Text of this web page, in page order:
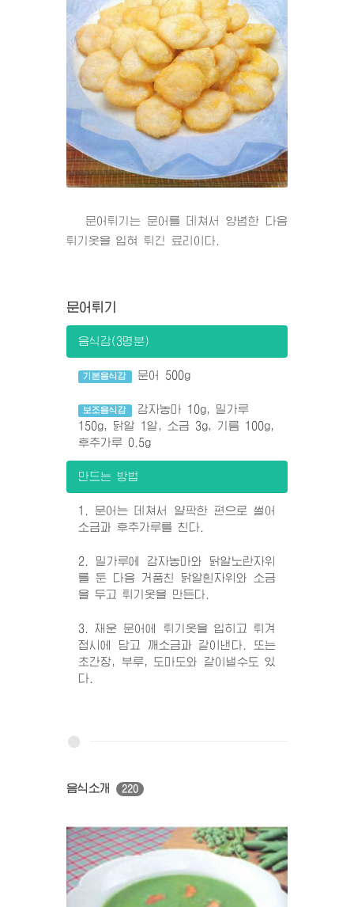
문어튀기는 문어를 데쳐서 양념한 다음
튀기옷을 입혀 튀긴 료리이다.
문어튀기
음식감(3명분)
기본음식감 문어 500g
보조음식감
감자농마 10g, 밀가루
150g, 닭알 1알, 소금 3g, 기름 100g,
후추가루 0.5g
만드는 방법
1. 문어는 데쳐서 얄팍한 편으로 썰어
소금과 후추가루를 친다.
2. 밀가루에 감자농마와 닭알노란자위
를 둔 다음 거품친 닭알흰자위와 소금
을 두고 튀기옷을 만든다.
3. 재운 문어에 튀기옷을 입히고 튀겨
접시에 담고 깨소금과 같이낸다. 또는
초간장, 부루, 도마도와 같이낼수도 있
다.
음식소개 220